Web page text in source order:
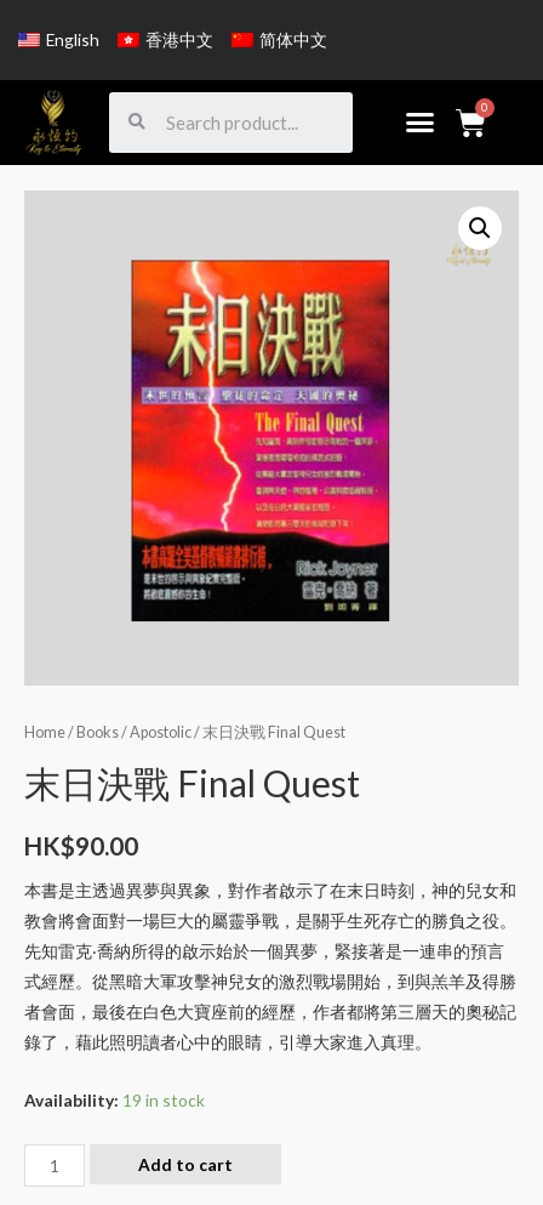
English 香港中文 简体中文
Home/ Books/Apostolic/ 末日決戰 Final Quest
末日決戰 Final Quest
HK$90.00
本書是主透過異夢與異象，對作者啟示了在末日時刻，神的兒女和
教會將會面對一場巨大的屬靈爭戰，是關乎生死存亡的勝負之役。
先知雷克‧喬納所得的啟示始於一個異夢，緊接著是一連串的預言
式經歷。從黑暗大軍攻擊神兒女的激烈戰場開始，到與羔羊及得勝
者會面，最後在白色大寶座前的經歷，作者都將第三層天的奧秘記
錄了，藉此照明讀者心中的眼睛，引導大家進入真理。
Availability: 19 in stock
Add to cart